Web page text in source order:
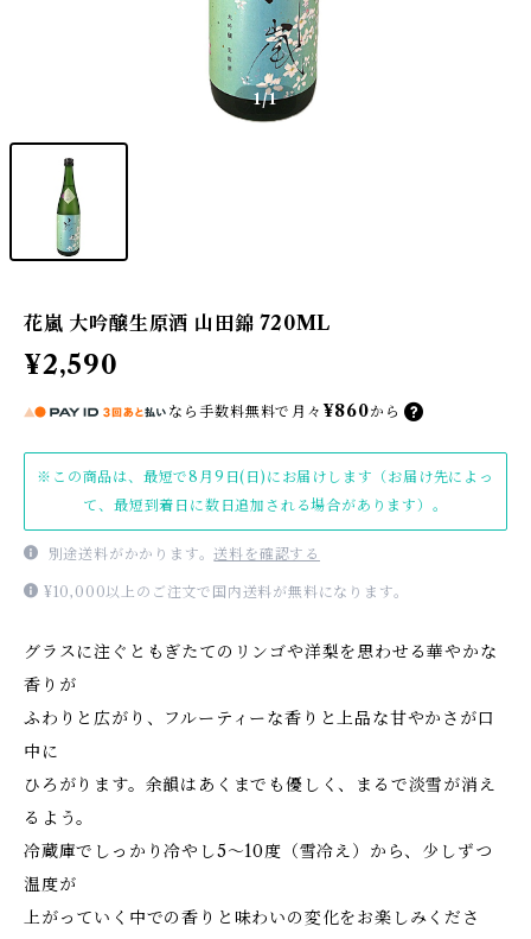
1/1
花嵐 大吟醸生原酒 山田錦 720ML
¥2,590
なら 手数料無料で 月々 ¥860から
※この商品は、最短で8月9日(日)にお届けします（お届け先によっ
て、最短到着日に数日追加される場合があります）。
別途送料がかかります。送料を確認する
¥10,000以上のご注文で国内送料が無料になります。
グラスに注ぐともぎたてのリンゴや洋梨を思わせる華やかな
香りが
ふわりと広がり、フルーティーな香りと上品な甘やかさが口
中に
ひろがります。余韻はあくまでも優しく、まるで淡雪が消え
るよう。
冷蔵庫でしっかり冷やし5～10度（雪冷え）から、少しずつ
温度が
上がっていく中での香りと味わいの変化をお楽しみくださ